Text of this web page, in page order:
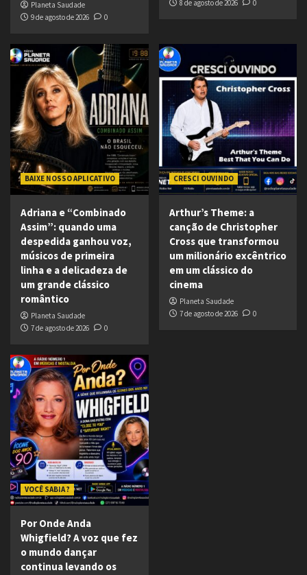
Planeta Saudade
9 de agosto de 2026
0
8 de agosto de 2026
0
BAIXE NOSSO APLICATIVO
Adriana e “Combinado
Assim”: quando uma
despedida ganhou voz,
músicos de primeira
linha e a delicadeza de
um grande clássico
romântico
Planeta Saudade
7 de agosto de 2026
0
CRESCI OUVINDO
Arthur’s Theme: a
canção de Christopher
Cross que transformou
um milionário excêntrico
em um clássico do
cinema
Planeta Saudade
7 de agosto de 2026
0
VOCÊ SABIA ?
Por Onde Anda
Whigfield? A voz que fez
o mundo dançar
continua levando os